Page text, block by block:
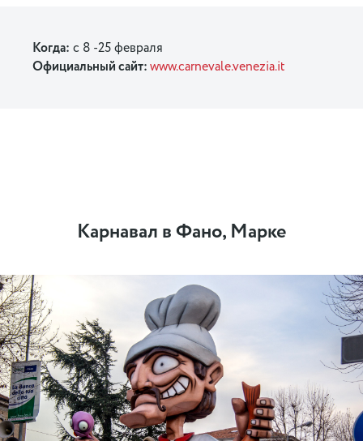
Когда: с 8 -25 февраля
Официальный сайт:www.carnevale.venezia.it
Карнавал в Фано, Марке